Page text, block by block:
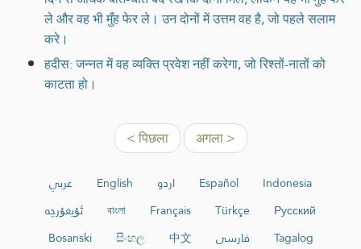
ले और वह भी मुँह फेर ले। उन दोनों में उत्तम वह है, जो पहले सलाम
करे।
हदीस: जन्नत में वह व्यक्ति प्रवेश नहीं करेगा, जो रिश्तों-नातों को
काटता हो।
< पिछला अगला >
عربي English اردو Español
Indonesia
ئۇيغۇرچە
বাংলা Français Türkçe
Русский
Bosanski
සිංහල 中文 فارسی
Tagalog